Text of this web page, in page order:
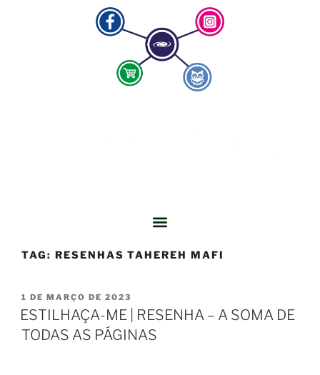
TAG: RESENHAS TAHEREH MAFI
1 DE MARÇO DE 2023
ESTILHAÇA-ME | RESENHA – A SOMA DE
TODAS AS PÁGINAS